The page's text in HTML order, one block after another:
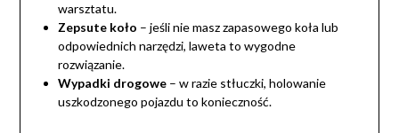
warsztatu.
Zepsute koło – jeśli nie masz zapasowego koła lub
odpowiednich narzędzi, laweta to wygodne
rozwiązanie.
Wypadki drogowe– w razie stłuczki, holowanie
uszkodzonego pojazdu to konieczność.